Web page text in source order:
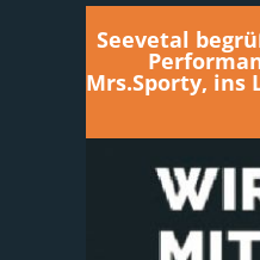
Seevetal
Mrs.Sporty,